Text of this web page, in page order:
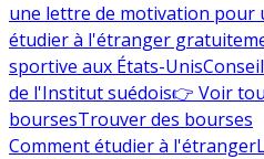
une lettre de motivation pour
étudier à l'étranger
sportive aux États-Unis
de l'Institut suédois👉 Voir
boursesTrouver des bourses
Comment étudier à l'étranger